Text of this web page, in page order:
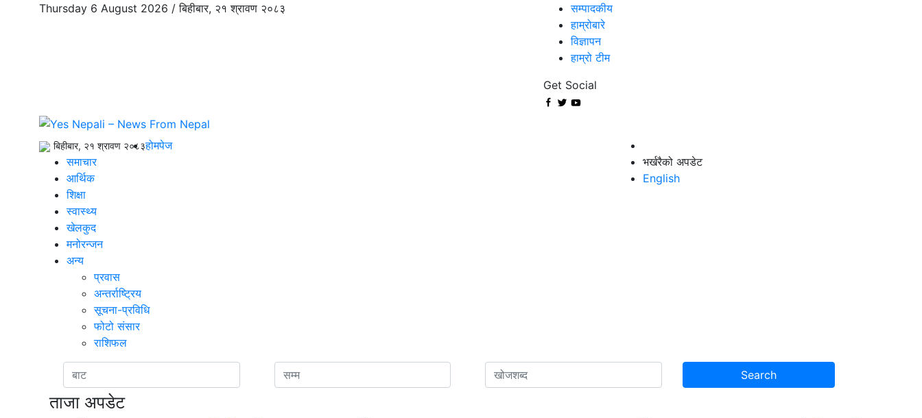
Thursday 6 August 2026 /बिहीबार, २१ श्रावण २०८३
सम्पादकीय
हाम्रोबारे
विज्ञापन
हाम्रो टीम
Get Social
बिहीबार, २१ श्रावण २०८३होमपेज
समाचार
आर्थिक
शिक्षा
स्वास्थ्य
खेलकुद
मनोरन्जन
अन्य
प्रवास
अन्तर्राष्ट्रिय
सूचना-प्रविधि
फोटो संसार
राशिफल
भर्खरैको अपडेट
English
ताजा अपडेट